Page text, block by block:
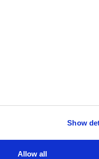
Show
Allow all
セットにはハイウエスト
幅広いファッションスタ
ーンズ、パンツ、スカー
にできるように、マネキ
置したりできます。